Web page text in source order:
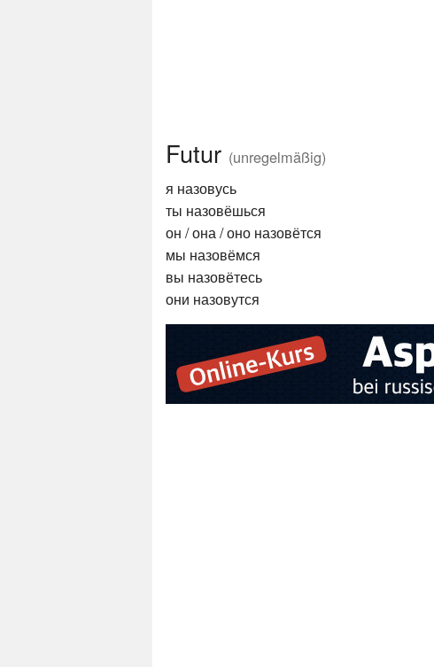
Futur (unregelmäßig)
я назовусь
ты назовёшься
он / она / оно назовётся
мы назовёмся
вы назовётесь
они назовутся